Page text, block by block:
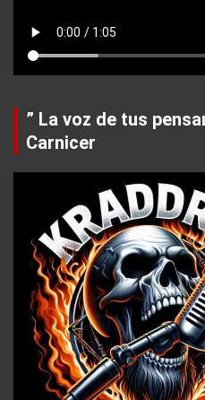
” La voz de tus
Carnicer